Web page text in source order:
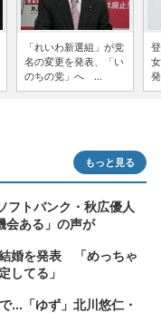
「れいわ新選組」が党
名の変更を発表、「い
のちの党」へ ...
もっと見る
フトバンク・秋広優人
会ある」の声が
婚を発表 「めっちゃ
してる」
...「ゆず」北川悠仁・